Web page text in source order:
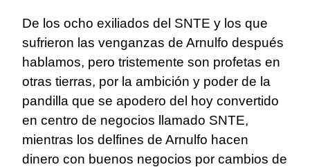
De los ocho exiliados del SNTE y los que
sufrieron las venganzas de Arnulfo después
hablamos, pero tristemente son profetas en
otras tierras, por la ambición y poder de la
pandilla que se apodero del hoy convertido
en centro de negocios llamado SNTE,
mientras los delfines de Arnulfo hacen
dinero con buenos negocios por cambios de